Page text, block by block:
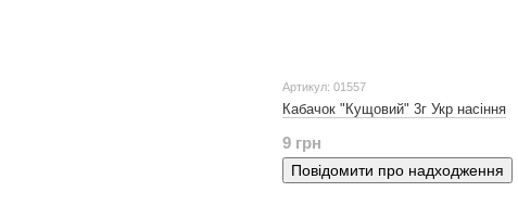
Артикул: 01557
Кабачок "Кущовий" 3г Укр насіння
9 грн
Повідомити про надходження